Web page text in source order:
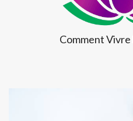
Comment Vivre